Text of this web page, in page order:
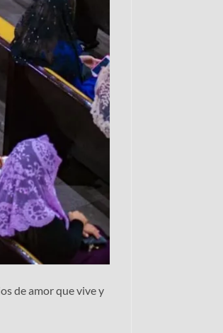
de amor que vive y